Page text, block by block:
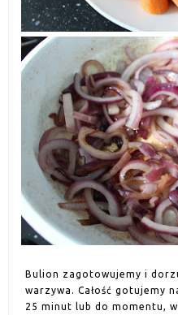
Bulion zagotowujemy i
warzywa. Całość gotujemy
25 minut lub do momentu,